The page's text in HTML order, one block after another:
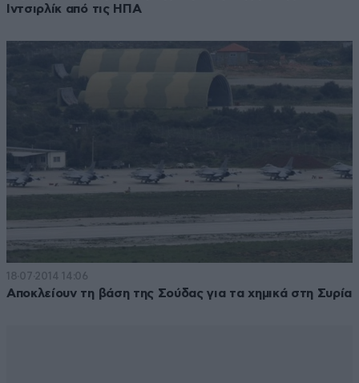
Ιντσιρλίκ από τις ΗΠΑ
18·07·2014 14:06
Αποκλείουν τη βάση της Σούδας για τα χημικά στη Συρία